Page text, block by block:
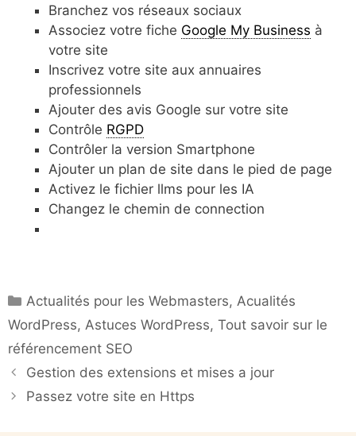
Branchez vos réseaux sociaux
Associez votre fiche Google My Business à
votre site
Inscrivez votre site aux annuaires
professionnels
Ajouter des avis Google sur votre site
Contrôle RGPD
Contrôler la version Smartphone
Ajouter un plan de site dans le pied de page
Activez le fichier llms pour les IA
Changez le chemin de connection
Catégories
Actualités pour les Webmasters, Acualités
WordPress, Astuces WordPress, Tout savoir sur le
référencement SEO
Gestion des extensions et mises a jour
Passez votre site en Https